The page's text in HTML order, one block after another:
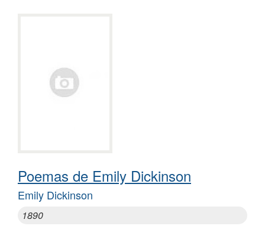
Poemas de Emily Dickinson
Emily Dickinson
1890